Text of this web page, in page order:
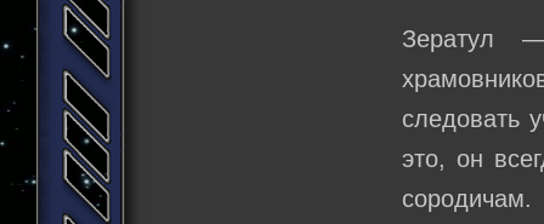
Зератул
следовать
это, он
сородичам.